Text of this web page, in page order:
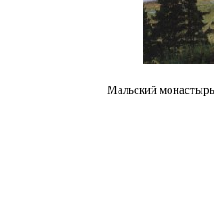
Мальский